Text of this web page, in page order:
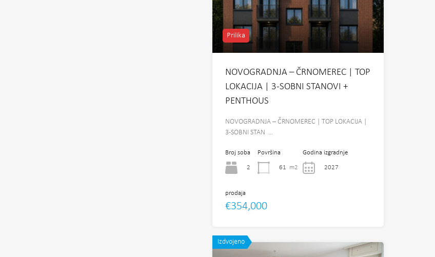
Prilika
NOVOGRADNJA – ČRNOMEREC | TOP
LOKACIJA | 3-SOBNI STANOVI +
PENTHOUS
NOVOGRADNJA – ČRNOMEREC | TOP LOKACIJA |
3-SOBNI STAN …
Broj soba
2
Površina
61 m2
Godina izgradnje
2027
prodaja
€354,000
Izdvojeno